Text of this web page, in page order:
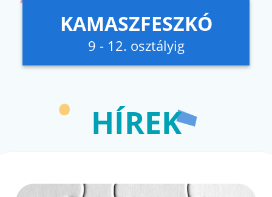
KAMASZFESZKÓ
9 - 12. osztályig
HÍREK